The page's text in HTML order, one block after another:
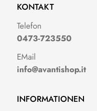
KONTAKT
Telefon
0473-723550
EMail
info@avantishop.it
INFORMATIONEN